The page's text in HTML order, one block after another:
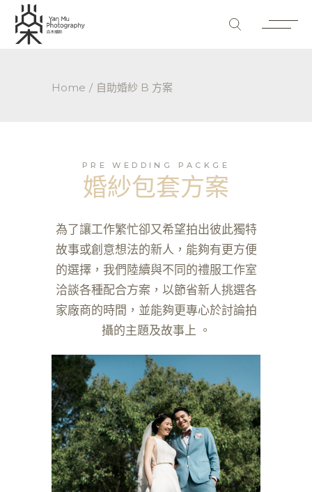
Home 自助婚紗 B 方案
PRE WEDDING PACKGE
婚紗包套方案
為了讓工作繁忙卻又希望拍出彼此獨特
故事或創意想法的新人，能夠有更方便
的選擇，我們陸續與不同的禮服工作室
洽談各種配合方案，以節省新人挑選各
家廠商的時間，並能夠更專心於討論拍
攝的主題及故事上 。